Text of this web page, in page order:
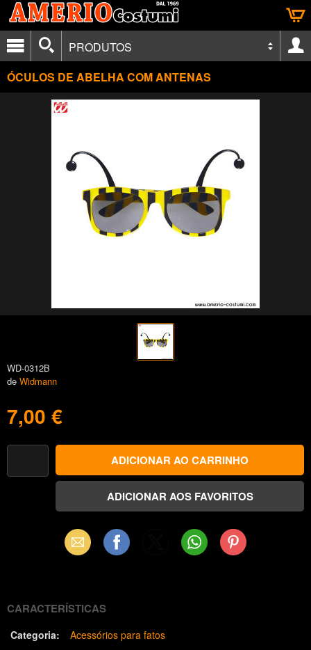
PRODUTOS
ÓCULOS DE ABELHA COM ANTENAS
WD-0312B
de Widmann
7,00 €
Email Facebook WhatsAppPinterest
CARACTERÍSTICAS
Categoria: Acessórios para fatos